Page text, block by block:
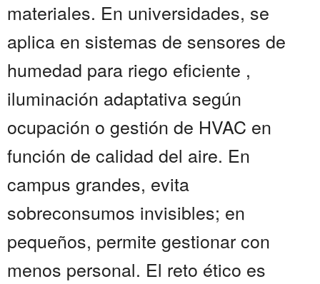
materiales. En universidades, se
aplica en sistemas de sensores de
humedad para riego eficiente ,
iluminación adaptativa según
ocupación o gestión de HVAC en
función de calidad del aire. En
campus grandes, evita
sobreconsumos invisibles; en
pequeños, permite gestionar con
menos personal. El reto ético es